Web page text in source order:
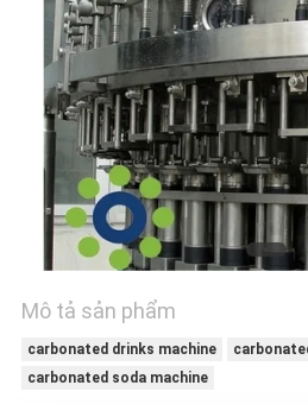
LIÊN
CHÚNG
TÔI
TIN
TỨC
YÊU
Mô tả sản phẩm
carbonated drinks machine
carbonated soda machine